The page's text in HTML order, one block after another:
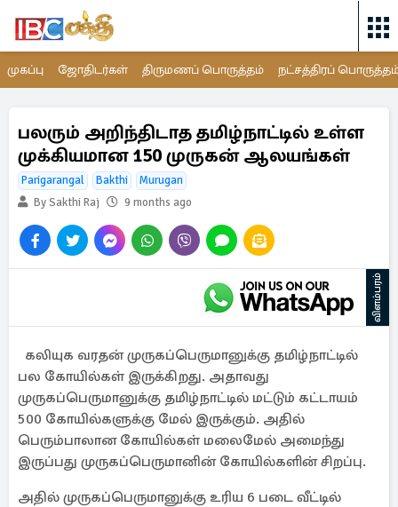
முகப்பு ஜோதிடர்கள் திருமணப் பொருத்தம் நட்சத்திரப்
பலரும் அறிந்திடாத தமிழ்நாட்டில் உள்ள
முக்கியமான 150 முருகன் ஆலயங்கள்
Parigarangal Bakthi
Murugan
By Sakthi Raj
9 months ago
விளம்பரம்
கலியுக வரதன் முருகப்பெருமானுக்கு தமிழ்நாட்டில்
பல கோயில்கள் இருக்கிறது. அதாவது
முருகப்பெருமானுக்கு தமிழ்நாட்டில் மட்டும் கட்டாயம்
500 கோயில்களுக்கு மேல் இருக்கும். அதில்
பெரும்பாலான கோயில்கள் மலைமேல் அமைந்து
இருப்பது முருகப்பெருமானின் கோயில்களின் சிறப்பு.
அதில் முருகப்பெருமானுக்கு உரிய 6 படை வீட்டில்